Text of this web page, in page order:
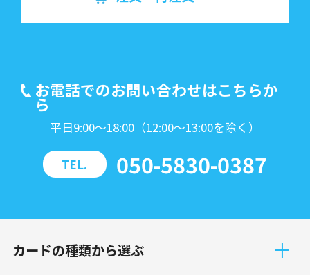
お電話でのお問い合わせはこちらか
ら
平日9:00～18:00（12:00～13:00を除く）
TEL. 050-5830-0387
カードの種類から選ぶ